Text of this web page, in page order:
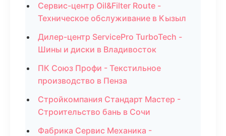
Сервис-центр Oil&Filter Route -
Техническое обслуживание в Кызыл
Дилер-центр ServicePro TurboTech -
Шины и диски в Владивосток
ПК Союз Профи - Текстильное
производство в Пенза
Стройкомпания Стандарт Мастер -
Строительство бань в Сочи
Фабрика Сервис Механика -